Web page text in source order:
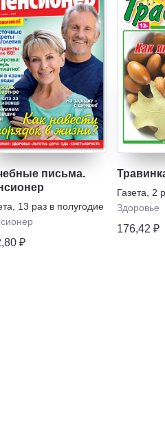
письма.
13 раз в полугодие
₽
Газета
2
Здоровье
176,42 ₽